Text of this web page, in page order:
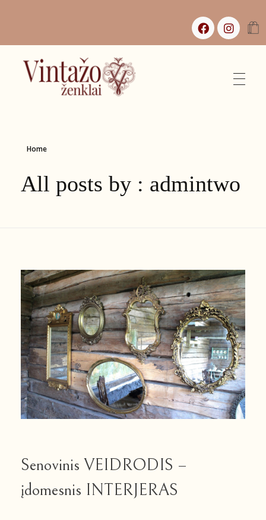
Home
All posts by : admintwo
Senovinis VEIDRODIS –
įdomesnis INTERJERAS